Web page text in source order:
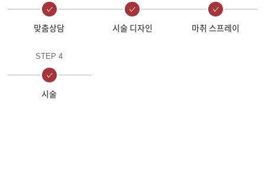
맞춤상담 시술 디자인 마취 스프레이
STEP 4
시술